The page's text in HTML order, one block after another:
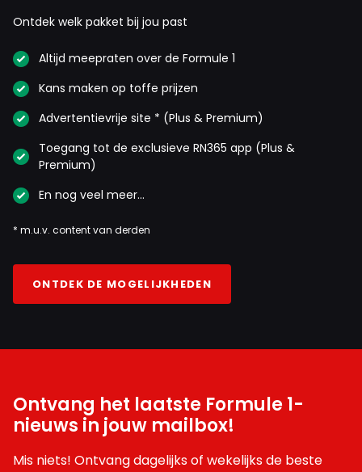
Ontdek welk pakket bij jou past
Altijd meepraten over de Formule 1
Kans maken op toffe prijzen
Advertentievrije site * (Plus & Premium)
Toegang tot de exclusieve RN365 app (Plus &
Premium)
En nog veel meer…
* m.u.v. content van derden
ONTDEK DE MOGELIJKHEDEN
Ontvang het laatste Formule 1-
nieuws in jouw mailbox!
Mis niets! Ontvang dagelijks of wekelijks de beste